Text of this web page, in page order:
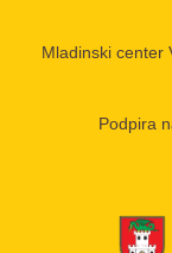
Mladinski center
Podpira